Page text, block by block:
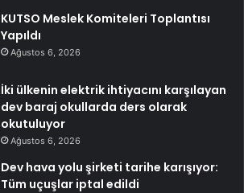
KUTSO Meslek Komiteleri Toplantısı
Yapıldı
Ağustos 6, 2026
İki ülkenin elektrik ihtiyacını karşılayan
dev baraj okullarda ders olarak
okutuluyor
Ağustos 6, 2026
Dev hava yolu şirketi tarihe karışıyor:
Tüm uçuşlar iptal edildi